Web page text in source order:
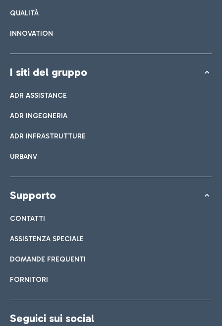
QUALITÀ
INNOVATION
I siti del gruppo
ADR ASSISTANCE
ADR INGEGNERIA
ADR INFRASTRUTTURE
URBANV
Supporto
CONTATTI
ASSISTENZA SPECIALE
DOMANDE FREQUENTI
FORNITORI
Seguici sui social